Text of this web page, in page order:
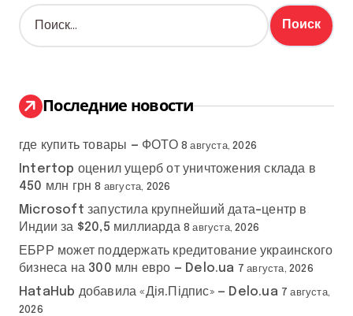
Н
а
:
Последние новости
где купить товары — ФОТО 8 августа, 2026
Intertop оценил ущерб от уничтожения склада в
450 млн грн 8 августа, 2026
Microsoft запустила крупнейший дата-центр в
Индии за $20,5 миллиарда 8 августа, 2026
ЕБРР может поддержать кредитование украинского
бизнеса на 300 млн евро — Delo.ua 7 августа, 2026
HataHub добавила «Дія.Підпис» — Delo.ua 7 августа,
2026